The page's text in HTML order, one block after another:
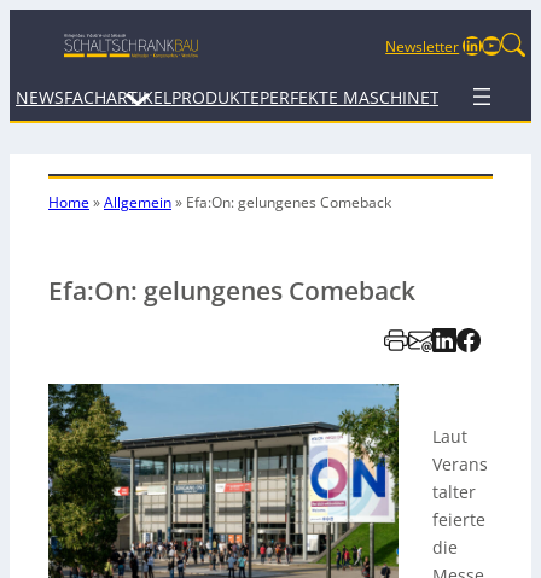
NewsletterLinkedIn
NEWSFACHARTIKEL PRODUKTEPERFEKTE MASCHINETERMINE
Home»Allgemein» Efa:On: gelungenes Comeback
Efa:On: gelungenes Comeback
Laut
Verans
talter
feierte
die